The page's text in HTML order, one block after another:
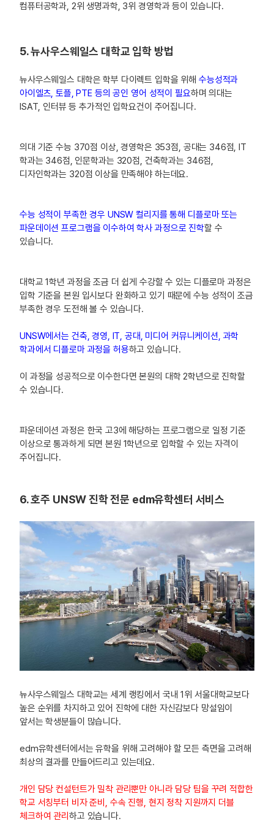
컴퓨터공학과, 2위 생명과학, 3위 경영학과 등이 있습니다.
5. 뉴사우스웨일스 대학교 입학 방법
뉴사우스웨일스 대학은 학부 다이렉트 입학을 위해 수능성적과
아이엘츠, 토플, PTE 등의 공인 영어 성적이 필요하며 의대는
ISAT, 인터뷰 등 추가적인 입학요건이 주어집니다.
의대 기준 수능 370점 이상, 경영학은 353점, 공대는 346점, IT
학과는 346점, 인문학과는 320점, 건축학과는 346점,
디자인학과는 320점 이상을 만족해야 하는데요.
수능 성적이 부족한 경우 UNSW 컬리지를 통해 디플로마 또는
파운데이션 프로그램을 이수하여 학사 과정으로 진학할 수
있습니다.
대학교 1학년 과정을 조금 더 쉽게 수강할 수 있는 디플로마 과정은
입학 기준을 본원 입시보다 완화하고 있기 때문에 수능 성적이 조금
부족한 경우 도전해 볼 수 있습니다.
UNSW에서는 건축, 경영, IT, 공대, 미디어 커뮤니케이션, 과학
학과에서 디플로마 과정을 허용하고 있습니다.
이 과정을 성공적으로 이수한다면 본원의 대학 2학년으로 진학할
수 있습니다.
파운데이션 과정은 한국 고3에 해당하는 프로그램으로 일정 기준
이상으로 통과하게 되면 본원 1학년으로 입학할 수 있는 자격이
주어집니다.
6. 호주 UNSW 진학 전문 edm유학센터 서비스
뉴사우스웨일스 대학교는 세계 랭킹에서 국내 1위 서울대학교보다
높은 순위를 차지하고 있어 진학에 대한 자신감보다 망설임이
앞서는 학생분들이 많습니다.
edm유학센터에서는 유학을 위해 고려해야 할 모든 측면을 고려해
최상의 결과를 만들어드리고 있는데요.
개인 담당 컨설턴트가 밀착 관리뿐만 아니라 담당 팀을 꾸려 적합한
학교 서칭부터 비자 준비, 수속 진행, 현지 정착 지원까지 더블
체크하여 관리 하고 있습니다.